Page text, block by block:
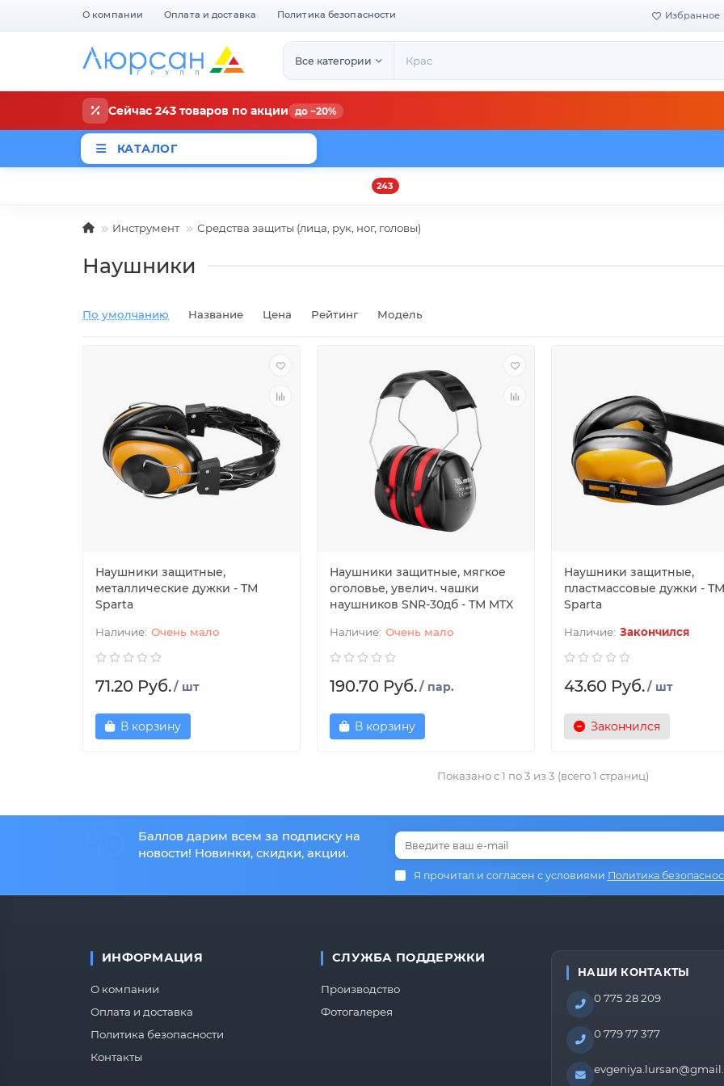
О компании Оплата и доставка Политика безопасности Избранное
Все категории
Сейчас 243 товаров по акции до −20%
КАТАЛОГ
243
Инструмент Средства защиты (лица, рук, ног, головы)
Наушники
По умолчанию Название Цена Рейтинг Модель
Наушники защитные,
металлические дужки - ТМ
Sparta
Очень мало
71.20 Руб./ шт
В корзину
Наушники защитные, мягкое
оголовье, увелич. чашки
наушников SNR-30дб - ТМ MTX
Очень мало
190.70 Руб./ пар.
В корзину
Наушники защитные,
пластмассовые дужки - ТМ
Sparta
Закончился
43.60 Руб./ шт
Закончился
Показано с 1 по 3 из 3 (всего 1 страниц)
Баллов дарим всем за подписку на
новости! Новинки, скидки, акции.
Я прочитал и согласен с условиями Политика
ИНФОРМАЦИЯ
О компании
Оплата и доставка
Политика безопасности
Контакты
СЛУЖБА ПОДДЕРЖКИ
Производство
Фотогалерея
НАШИ КОНТАКТЫ
0 775 28 209
0 779 77 377